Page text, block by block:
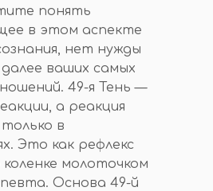
понять
в этом аспекте
нет нужды
ваших самых
49-я Тень —
а реакция
в
Это как рефлекс
молоточком
Основа 49-й